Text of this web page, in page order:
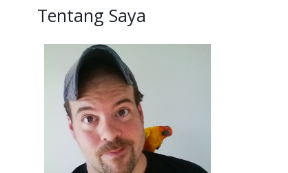
Tentang Saya